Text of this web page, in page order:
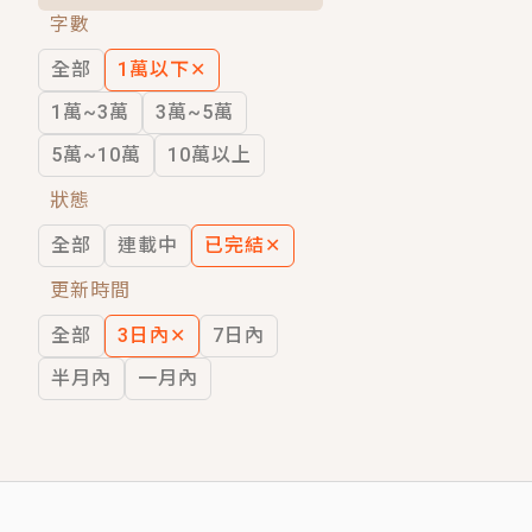
穿越｜《穿越遠古後成了野人娘子》你
字數
全部
1萬以下✕
1萬~3萬
3萬~5萬
5萬~10萬
10萬以上
狀態
全部
連載中 已完結✕
更新時間
全部
3日內 ✕
7日內
半月內
一月內